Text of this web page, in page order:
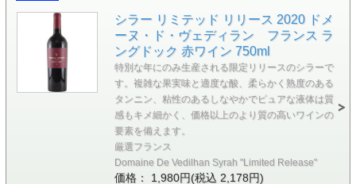
シラー リミテッド リリース 2020 ドメ
ーヌ・ド・ヴェディラン フランス ラ
ングドック 赤ワイン 750ml
特別な年にのみ生産される限定リリースのシラーで
す。複雑な果実味と適度な酸、柔らかく熟度のある
タンニン、粘性のあるしなやかでピュアな液体は質
感もキメ細かく、価格以上のより質の高いワインの
要素を備えます。
厳選フランス
Domaine De Vedilhan Syrah "Limited Release"
価格： 1,980円(税込 2,178円)